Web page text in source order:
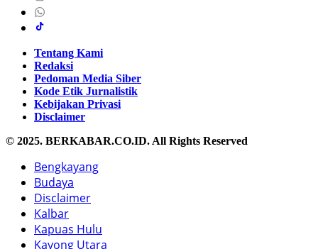
Tentang Kami
Redaksi
Pedoman Media Siber
Kode Etik Jurnalistik
Kebijakan Privasi
Disclaimer
© 2025. BERKABAR.CO.ID. All Rights Reserved
Bengkayang
Budaya
Disclaimer
Kalbar
Kapuas Hulu
Kayong Utara